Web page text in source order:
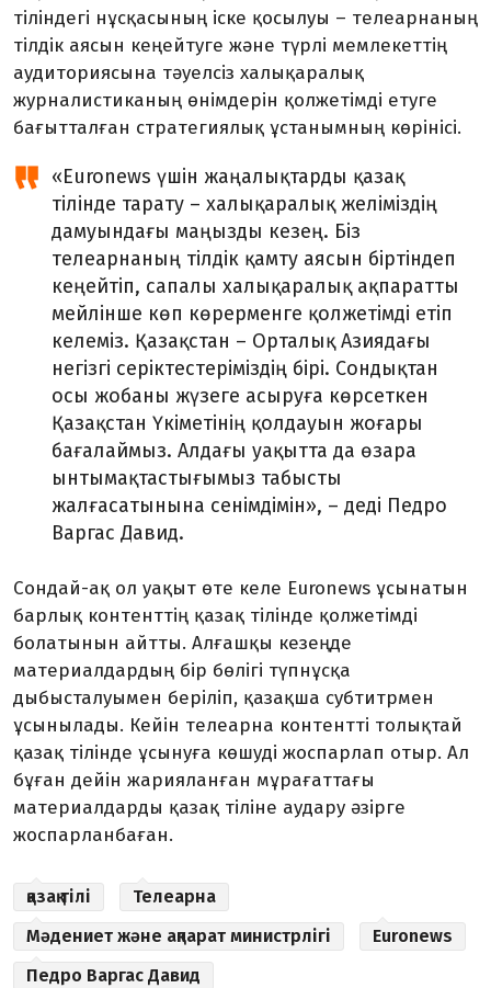
тіліндегі нұсқасының іске қосылуы – телеарнаның
тілдік аясын кеңейтуге және түрлі мемлекеттің
аудиториясына тәуелсіз халықаралық
журналистиканың өнімдерін қолжетімді етуге
бағытталған стратегиялық ұстанымның көрінісі.
«Euronews үшін жаңалықтарды қазақ
тілінде тарату – халықаралық желіміздің
дамуындағы маңызды кезең. Біз
телеарнаның тілдік қамту аясын біртіндеп
кеңейтіп, сапалы халықаралық ақпаратты
мейлінше көп көрерменге қолжетімді етіп
келеміз. Қазақстан – Орталық Азиядағы
негізгі серіктестеріміздің бірі. Сондықтан
осы жобаны жүзеге асыруға көрсеткен
Қазақстан Үкіметінің қолдауын жоғары
бағалаймыз. Алдағы уақытта да өзара
ынтымақтастығымыз табысты
жалғасатынына сенімдімін», – деді Педро
Варгас Давид.
Сондай-ақ ол уақыт өте келе Euronews ұсынатын
барлық контенттің қазақ тілінде қолжетімді
болатынын айтты. Алғашқы кезеңде
материалдардың бір бөлігі түпнұсқа
дыбысталуымен беріліп, қазақша субтитрмен
ұсынылады. Кейін телеарна контентті толықтай
қазақ тілінде ұсынуға көшуді жоспарлап отыр. Ал
бұған дейін жарияланған мұрағаттағы
материалдарды қазақ тіліне аудару әзірге
жоспарланбаған.
қазақ тілі
Телеарна
Мәдениет және ақпарат министрлігі
Euronews
Педро Варгас Давид